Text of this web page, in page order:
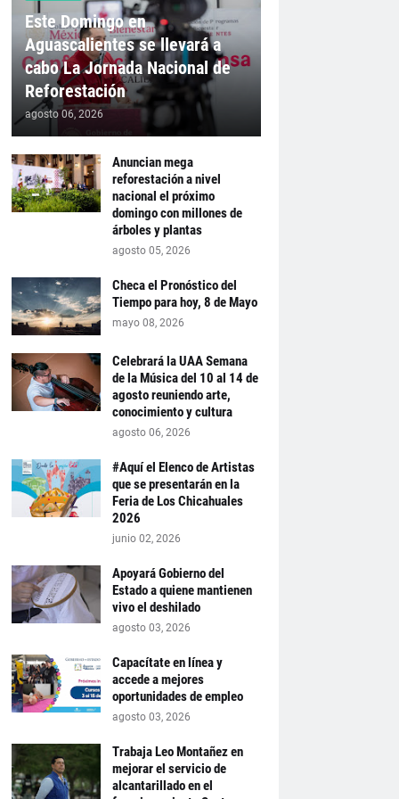
Este Domingo en
Aguascalientes se llevará a
cabo La Jornada Nacional de
Reforestación
agosto 06, 2026
Anuncian mega
reforestación a nivel
nacional el próximo
domingo con millones de
árboles y plantas
agosto 05, 2026
Checa el Pronóstico del
Tiempo para hoy, 8 de Mayo
mayo 08, 2026
Celebrará la UAA Semana
de la Música del 10 al 14 de
agosto reuniendo arte,
conocimiento y cultura
agosto 06, 2026
#Aquí el Elenco de Artistas
que se presentarán en la
Feria de Los Chicahuales
2026
junio 02, 2026
Apoyará Gobierno del
Estado a quiene mantienen
vivo el deshilado
agosto 03, 2026
Capacítate en línea y
accede a mejores
oportunidades de empleo
agosto 03, 2026
Trabaja Leo Montañez en
mejorar el servicio de
alcantarillado en el